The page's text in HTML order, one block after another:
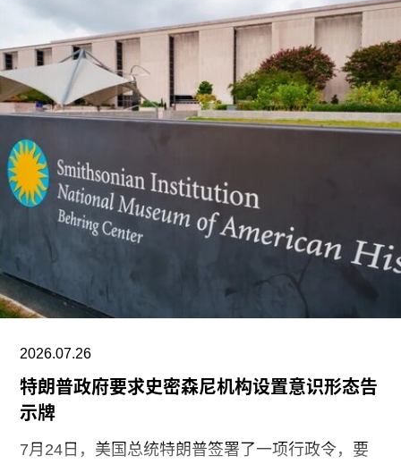
作为2028年悉尼双年展艺术总监，刘祺丰表示，他
计划在展览筹备阶段与澳大利亚原住民社群展开交
流。他在接受《艺术新闻》采访时表示：“原住民社
群对我策展实践的重要影响之一，在于他们让我思
考的时间跨度不再局限于双年展的三个月，而是将
视野扩展至数十万年的时间尺度。”
除了领导新加坡双年展外，刘祺丰还曾担任新加坡
艺术节艺术总监，以及香港西九龙文化区管理局戏
剧与表演艺术部主管。
2026.07.26
特朗普政府要求史密森尼机构设置意识形态告
示牌
7月24日，美国总统特朗普签署了一项行政令，要